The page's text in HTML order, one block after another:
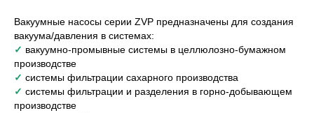
Вакуумные насосы серии ZVP предназначены для создания
вакуума/давления в системах:
✓ вакуумно-промывные системы в целлюлозно-бумажном
производстве
✓ системы фильтрации сахарного производства
✓ системы фильтрации и разделения в горно-добывающем
производстве